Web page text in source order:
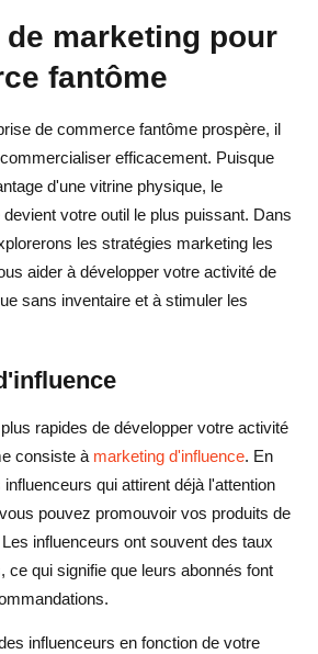
marketing pour
fantôme
de commerce fantôme prospère, il
efficacement. Puisque
d'une vitrine physique, le
votre outil le plus puissant. Dans
les stratégies marketing les
aider à développer votre activité de
sans inventaire et à stimuler les
rapides de développer votre activité
consiste à marketing d'influence. En
qui attirent déjà l'attention
pouvez promouvoir vos produits de
influenceurs ont souvent des taux
ce qui signifie que leurs abonnés font
influenceurs en fonction de votre